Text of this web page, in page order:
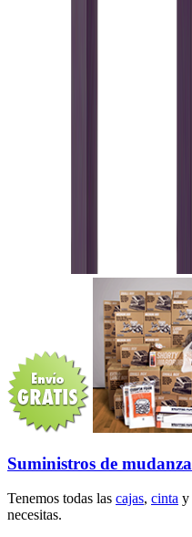
Suministros de mudanza
Tenemos todas las cajas, cinta y
necesitas.